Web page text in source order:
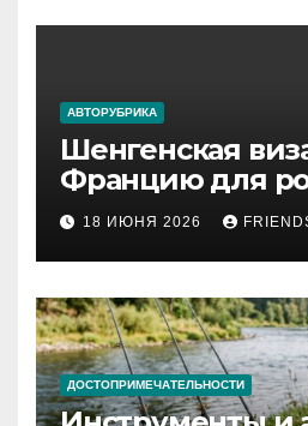
АВТОРУБРИКА
Шенгенская
Францию для
2026 году: сроки
и список
документов
18 ИЮНЯ 2026
ДОСТОПРИМЕЧАТЕЛЬНОСТИ